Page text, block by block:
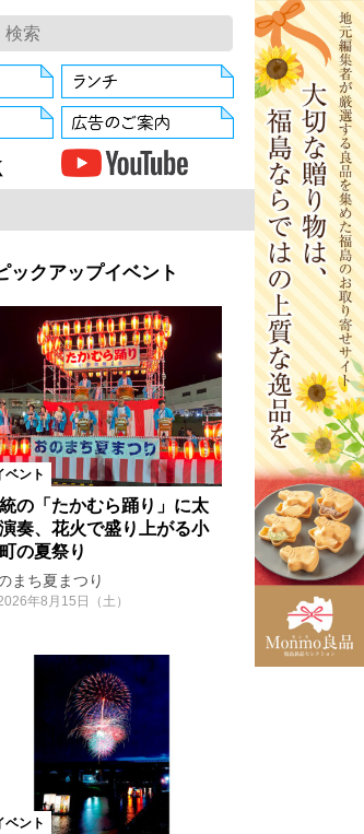
ックアップイベント
ベント
の「たかむら踊り」に太
奏、花火で盛り上がる小
の夏祭り
まち夏まつり
年8月15日（土）
ベント